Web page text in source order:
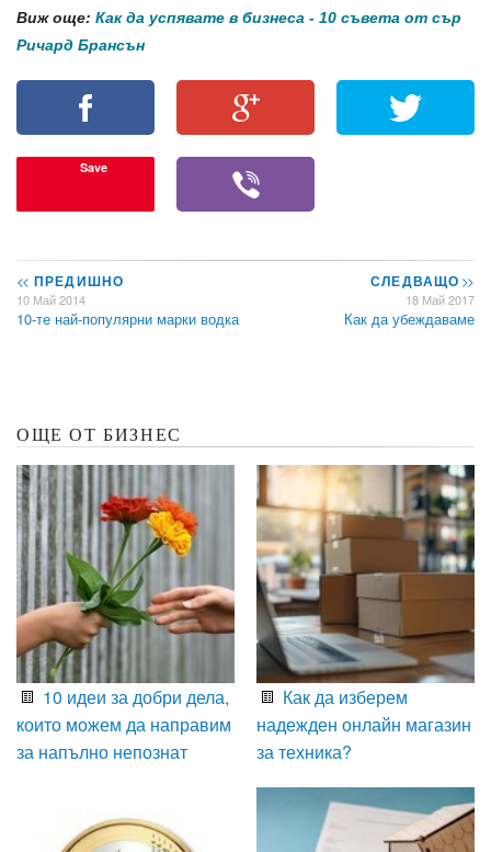
Виж още: Как да успявате в бизнеса - 10 съвета от сър
Ричард Брансън
Save
<< ПРЕДИШНО
10 Май 2014
10-те най-популярни марки водка
СЛЕДВАЩО>>
18 Май 2017
Как да убеждаваме
ОЩЕ ОТ БИЗНЕС
10 идеи за добри дела,
които можем да направим
за напълно непознат
Как да изберем
надежден онлайн магазин
за техника?